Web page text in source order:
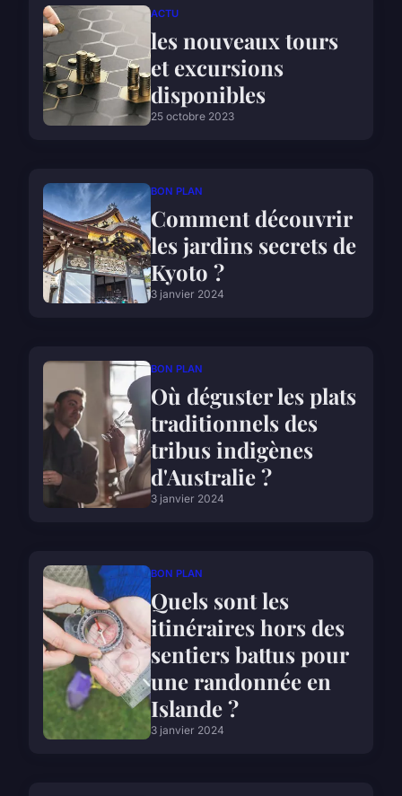
ACTU
les nouveaux tours
et excursions
disponibles
25 octobre 2023
BON PLAN
Comment découvrir
les jardins secrets de
Kyoto ?
3 janvier 2024
BON PLAN
Où déguster les plats
traditionnels des
tribus indigènes
d'Australie ?
3 janvier 2024
BON PLAN
Quels sont les
itinéraires hors des
sentiers battus pour
une randonnée en
Islande ?
3 janvier 2024